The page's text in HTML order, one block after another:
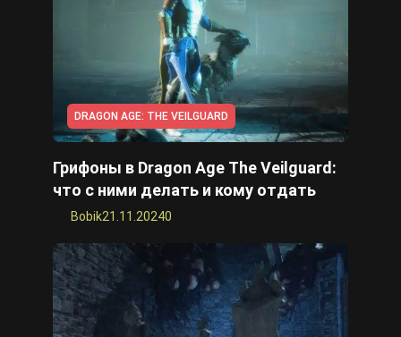
DRAGON AGE: THE VEILGUARD
Грифоны в Dragon Age The Veilguard:
что с ними делать и кому отдать
Bobik21.11.20240